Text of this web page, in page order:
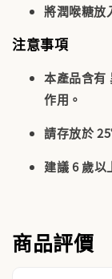
將潤喉糖放
注意事項
本產品含有
作用。
請存放於
建議 6 歲以
商品評價